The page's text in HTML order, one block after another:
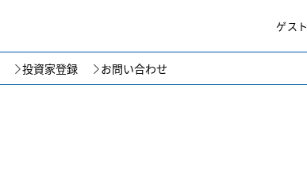
ゲスト
投資家登録 お問い合わせ